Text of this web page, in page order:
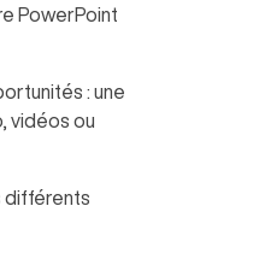
PowerPoint
: une
vidéos ou
différents